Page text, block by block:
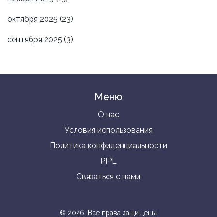
октября 2025 (23)
сентября 2025 (3)
Меню
О нас
Условия использования
Политика конфиденциальности
PIPL
Связаться с нами
© 2026. Все права защищены.